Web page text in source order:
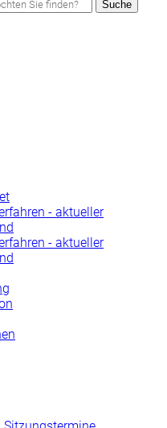
Suche
- aktueller
- aktueller